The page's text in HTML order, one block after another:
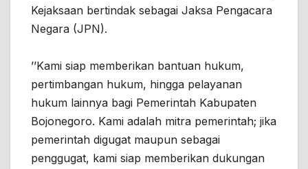
Kejaksaan bertindak sebagai Jaksa Pengacara
Negara (JPN).
’’Kami siap memberikan bantuan hukum,
pertimbangan hukum, hingga pelayanan
hukum lainnya bagi Pemerintah Kabupaten
Bojonegoro. Kami adalah mitra pemerintah; jika
pemerintah digugat maupun sebagai
penggugat, kami siap memberikan dukungan